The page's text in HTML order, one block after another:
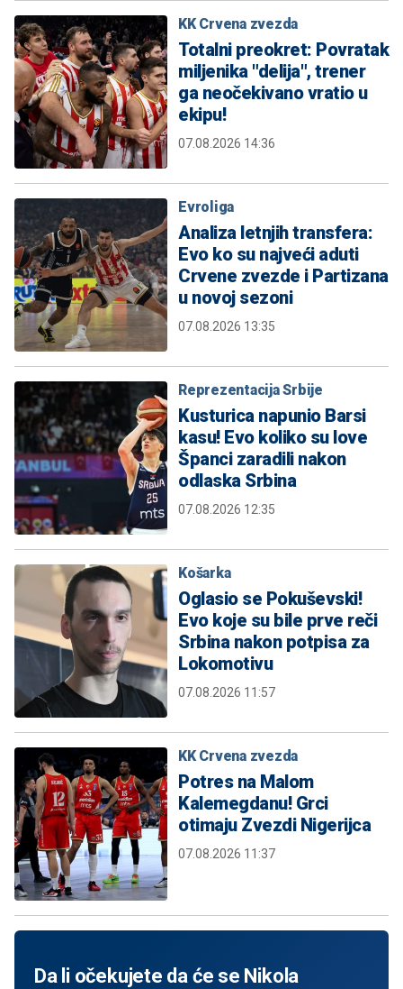
KK Crvena zvezda
Totalni preokret: Povratak
miljenika "delija", trener
ga neočekivano vratio u
ekipu!
07.08.2026 14:36
Evroliga
Analiza letnjih transfera:
Evo ko su najveći aduti
Crvene zvezde i Partizana
u novoj sezoni
07.08.2026 13:35
Reprezentacija Srbije
Kusturica napunio Barsi
kasu! Evo koliko su love
Španci zaradili nakon
odlaska Srbina
07.08.2026 12:35
Košarka
Oglasio se Pokuševski!
Evo koje su bile prve reči
Srbina nakon potpisa za
Lokomotivu
07.08.2026 11:57
KK Crvena zvezda
Potres na Malom
Kalemegdanu! Grci
otimaju Zvezdi Nigerijca
07.08.2026 11:37
Da li očekujete da će se Nikola